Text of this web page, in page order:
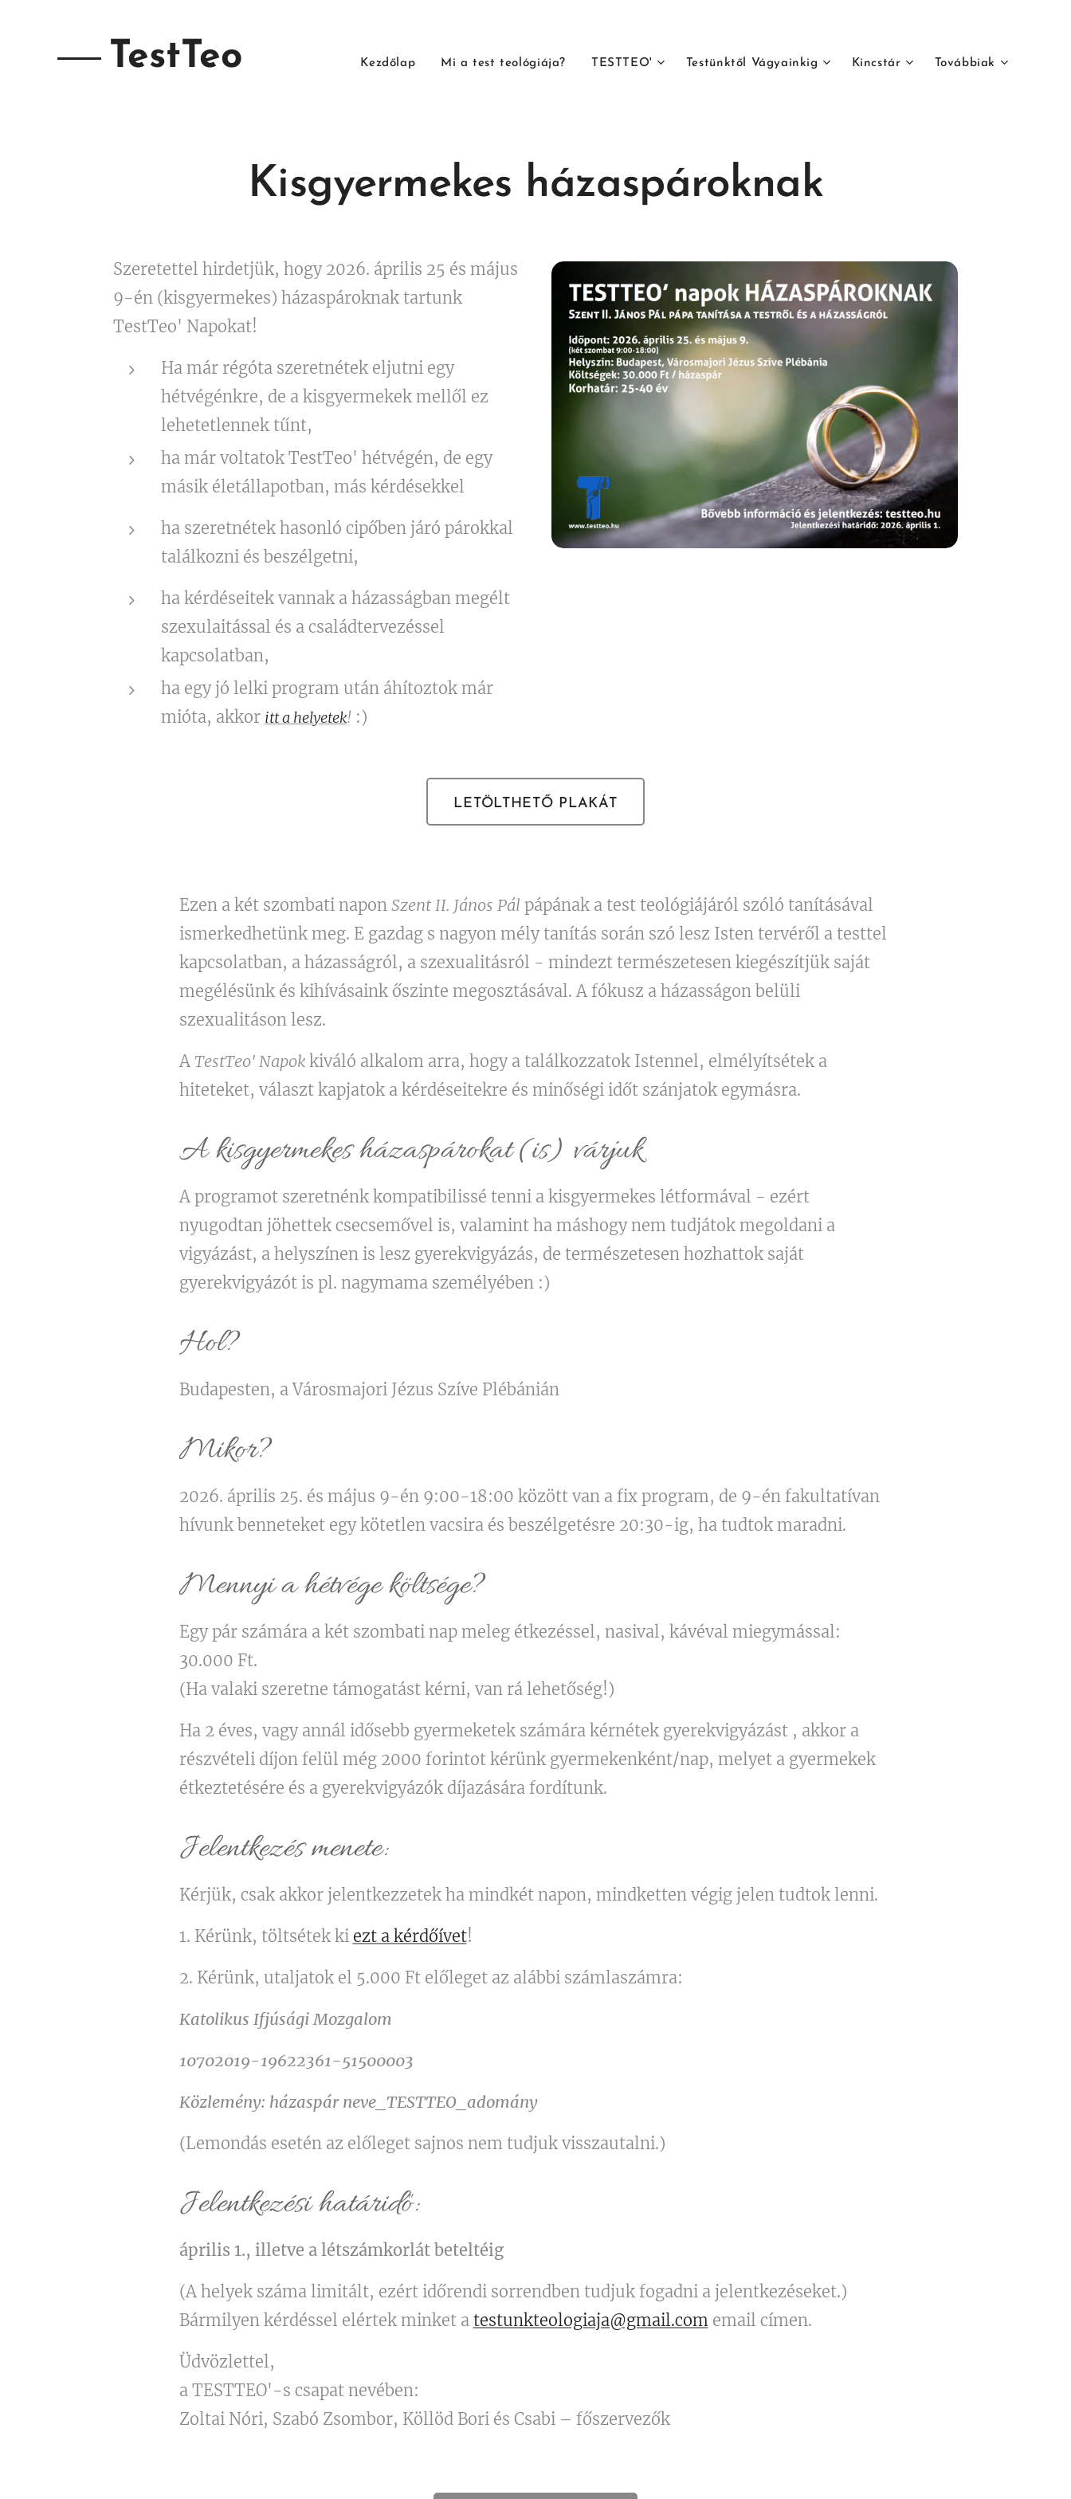
TestTeo Kezdőlap Mi a test teológiája? TESTTEO' Testünktől Vágyainkig Kincstár Továbbiak
Kisgyermekes házaspároknak
Szeretettel hirdetjük, hogy 2026. április 25 és május
9-én (kisgyermekes) házaspároknak tartunk
TestTeo' Napokat!
Ha már régóta szeretnétek eljutni egy
hétvégénkre, de a kisgyermekek mellől ez
lehetetlennek tűnt,
ha már voltatok TestTeo' hétvégén, de egy
másik életállapotban, más kérdésekkel
ha szeretnétek hasonló cipőben járó párokkal
találkozni és beszélgetni,
ha kérdéseitek vannak a házasságban megélt
szexulaitással és a családtervezéssel
kapcsolatban,
ha egy jó lelki program után áhítoztok már
mióta, akkor itt a helyetek! :)
LETÖLTHETŐ PLAKÁT
Ezen a két szombati napon Szent II. János Pál pápának a test teológiájáról szóló tanításával
ismerkedhetünk meg. E gazdag s nagyon mély tanítás során szó lesz Isten tervéről a testtel
kapcsolatban, a házasságról, a szexualitásról - mindezt természetesen kiegészítjük saját
megélésünk és kihívásaink őszinte megosztásával. A fókusz a házasságon belüli
szexualitáson lesz.
A TestTeo' Napokkiváló alkalom arra, hogy a találkozzatok Istennel, elmélyítsétek a
hiteteket, választ kapjatok a kérdéseitekre és minőségi időt szánjatok egymásra.
A kisgyermekes házaspárokat (is) várjuk
A programot szeretnénk kompatibilissé tenni a kisgyermekes létformával - ezért
nyugodtan jöhettek csecsemővel is, valamint ha máshogy nem tudjátok megoldani a
vigyázást, a helyszínen is lesz gyerekvigyázás, de természetesen hozhattok saját
gyerekvigyázót is pl. nagymama személyében :)
Hol?
Budapesten, a Városmajori Jézus Szíve Plébánián
Mikor?
2026. április 25. és május 9-én 9:00-18:00 között van a fix program, de 9-én fakultatívan
hívunk benneteket egy kötetlen vacsira és beszélgetésre 20:30-ig, ha tudtok maradni.
Mennyi a hétvége költsége?
Egy pár számára a két szombati nap meleg étkezéssel, nasival, kávéval miegymással:
30.000 Ft.
(Ha valaki szeretne támogatást kérni, van rá lehetőség!)
Ha 2 éves, vagy annál idősebb gyermeketek számára kérnétek gyerekvigyázást , akkor a
részvételi díjon felül még 2000 forintot kérünk gyermekenként/nap, melyet a gyermekek
étkeztetésére és a gyerekvigyázók díjazására fordítunk.
Jelentkezés menete:
Kérjük, csak akkor jelentkezzetek ha mindkét napon, mindketten végig jelen tudtok lenni.
1. Kérünk, töltsétek ki ezt a kérdőívet!
2. Kérünk, utaljatok el 5.000 Ft előleget az alábbi számlaszámra:
Katolikus Ifjúsági Mozgalom
10702019-19622361-51500003
Közlemény: házaspár neve_TESTTEO_adomány
(Lemondás esetén az előleget sajnos nem tudjuk visszautalni.)
Jelentkezési határidő:
április 1., illetve a létszámkorlát beteltéig
(A helyek száma limitált, ezért időrendi sorrendben tudjuk fogadni a jelentkezéseket.)
Bármilyen kérdéssel elértek minket a testunkteologiaja@gmail.comemail címen.
Üdvözlettel,
a TESTTEO'-s csapat nevében:
Zoltai Nóri, Szabó Zsombor, Köllöd Bori és Csabi – főszervezők